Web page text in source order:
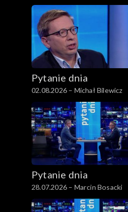
Gawkowski
Pytanie dnia
02.08.2026 – Michał Bilewicz
Pytanie dnia
28.07.2026 – Marcin Bosacki